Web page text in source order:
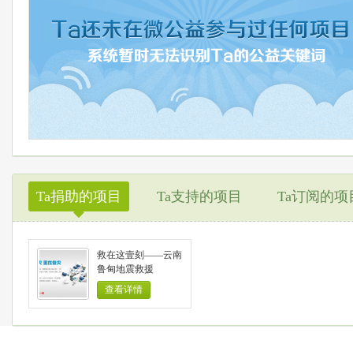
Ta捐助的项目
◆
Ta支持的项目 Ta订阅的项
救在这壹刻——云南
鲁甸地震救援
查看详情